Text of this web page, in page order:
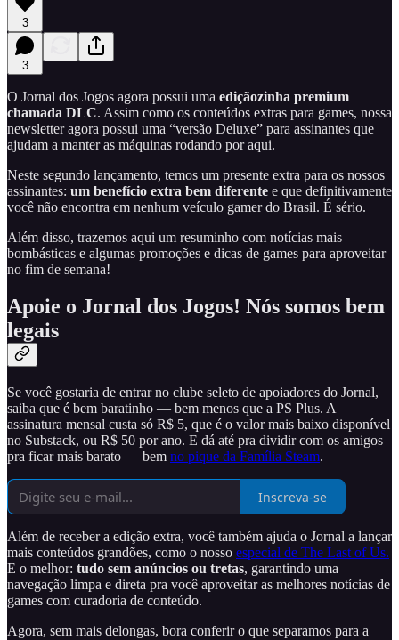
3
3
O Jornal dos Jogos agora possui uma ediçãozinha premium
chamada DLC. Assim como os conteúdos extras para games, nossa
newsletter agora possui uma “versão Deluxe” para assinantes que
ajudam a manter as máquinas rodando por aqui.
Neste segundo lançamento, temos um presente extra para os nossos
assinantes: um benefício extra bem diferente e que definitivamente
você não encontra em nenhum veículo gamer do Brasil. É sério.
Além disso, trazemos aqui um resuminho com notícias mais
bombásticas e algumas promoções e dicas de games para aproveitar
no fim de semana!
Apoie o Jornal dos Jogos! Nós somos bem
legais
Se você gostaria de entrar no clube seleto de apoiadores do Jornal,
saiba que é bem baratinho — bem menos que a PS Plus. A
assinatura mensal custa só R$ 5, que é o valor mais baixo disponível
no Substack, ou R$ 50 por ano. E dá até pra dividir com os amigos
pra ficar mais barato — bem no pique da Família Steam.
Inscreva-se
Além de receber a edição extra, você também ajuda o Jornal a lançar
mais conteúdos grandões, como o nosso especial de The Last of Us.
E o melhor: tudo sem anúncios ou tretas, garantindo uma
navegação limpa e direta pra você aproveitar as melhores notícias de
games com curadoria de conteúdo.
Agora, sem mais delongas, bora conferir o que separamos para a